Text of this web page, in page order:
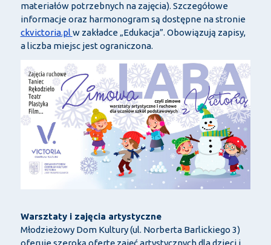
materiałów potrzebnych na zajęcia). Szczegółowe
informacje oraz harmonogram są dostępne na stronie
ckvictoria.pl w zakładce „Edukacja”. Obowiązują zapisy,
a liczba miejsc jest ograniczona.
Warsztaty i zajęcia artystyczne
Młodzieżowy Dom Kultury (ul. Norberta Barlickiego 3)